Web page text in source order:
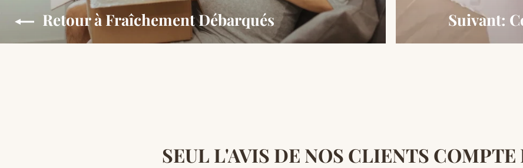
Retour à Fraîchement Débarqués Suivant:
SEUL L'AVIS DE NOS CLIENTS COMPTE